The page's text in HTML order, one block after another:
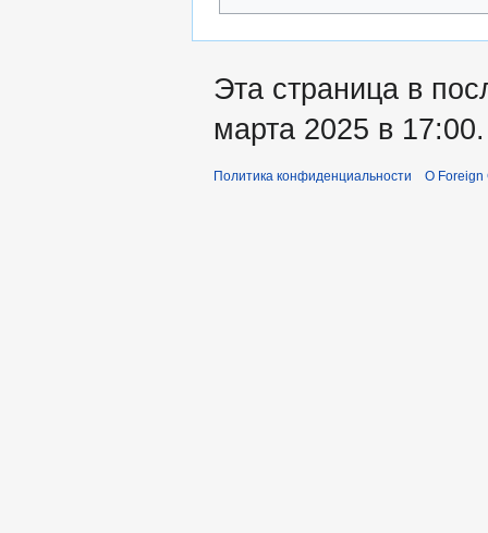
Эта страница в
марта 2025 в 17:00.
Политика конфиденциальности О Foreign